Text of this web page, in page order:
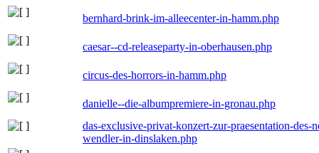
bernhard-brink-im-alleecenter-in-hamm.php
caesar--cd-releaseparty-in-oberhausen.php
circus-des-horrors-in-hamm.php
danielle--die-albumpremiere-in-gronau.php
das-exclusive-privat-konzert-zur-praesentation-
wendler-in-dinslaken.php